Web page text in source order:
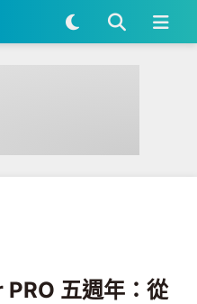
年：從零開始，怎麼變成工作站
五週年：從